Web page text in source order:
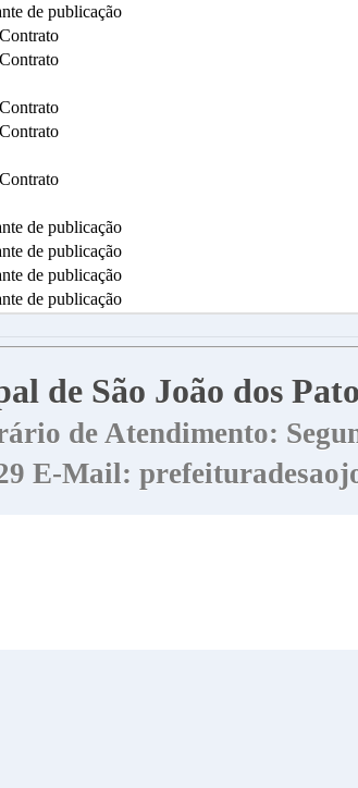
de publicação
de publicação
de publicação
de publicação
de publicação
de São João dos
de Atendimento:
E-Mail: